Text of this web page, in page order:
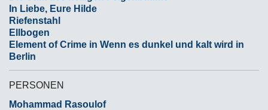
In Liebe, Eure Hilde
Riefenstahl
Ellbogen
Element of Crime in Wenn es dunkel und kalt wird in
Berlin
PERSONEN
Mohammad Rasoulof